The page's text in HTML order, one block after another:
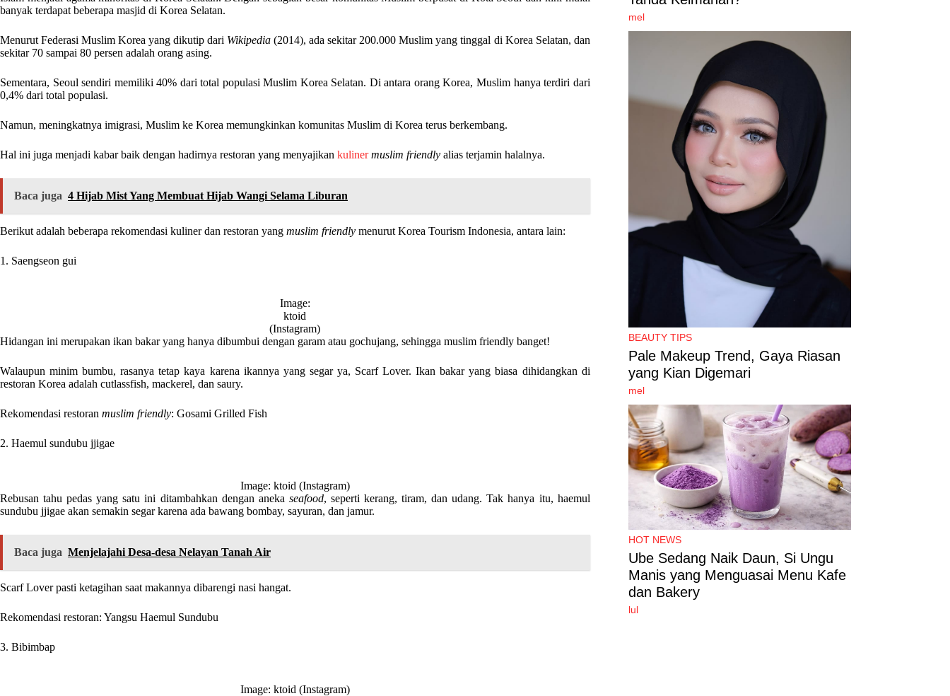
banyak terdapat beberapa masjid di Korea Selatan.
Menurut Federasi Muslim Korea yang dikutip dari Wikipedia (2014), ada sekitar 200.000 Muslim yang tinggal di Korea Selatan, dan
sekitar 70 sampai 80 persen adalah orang asing.
Sementara, Seoul sendiri memiliki 40% dari total populasi Muslim Korea Selatan. Di antara orang Korea, Muslim hanya terdiri dari
0,4% dari total populasi.
Namun, meningkatnya imigrasi, Muslim ke Korea memungkinkan komunitas Muslim di Korea terus berkembang.
Hal ini juga menjadi kabar baik dengan hadirnya restoran yang menyajikan kuliner muslim friendly alias terjamin halalnya.
Baca juga 4 Hijab Mist Yang Membuat Hijab Wangi Selama Liburan
Berikut adalah beberapa rekomendasi kuliner dan restoran yang muslim friendly menurut Korea Tourism Indonesia, antara lain:
1. Saengseon gui
Image:
ktoid
(Instagram)
Hidangan ini merupakan ikan bakar yang hanya dibumbui dengan garam atau gochujang, sehingga muslim friendly banget!
Walaupun minim bumbu, rasanya tetap kaya karena ikannya yang segar ya, Scarf Lover. Ikan bakar yang biasa dihidangkan di
restoran Korea adalah cutlassfish, mackerel, dan saury.
Rekomendasi restoran muslim friendly: Gosami Grilled Fish
2. Haemul sundubu jjigae
Image: ktoid (Instagram)
Rebusan tahu pedas yang satu ini ditambahkan dengan aneka seafood, seperti kerang, tiram, dan udang. Tak hanya itu, haemul
sundubu jjigae akan semakin segar karena ada bawang bombay, sayuran, dan jamur.
Baca juga Menjelajahi Desa-desa Nelayan Tanah Air
Scarf Lover pasti ketagihan saat makannya dibarengi nasi hangat.
Rekomendasi restoran: Yangsu Haemul Sundubu
3. Bibimbap
Image: ktoid (Instagram)
mel
BEAUTY TIPS
Pale Makeup Trend, Gaya Riasan
yang Kian Digemari
mel
HOT NEWS
Ube Sedang Naik Daun, Si Ungu
Manis yang Menguasai Menu Kafe
dan Bakery
lul